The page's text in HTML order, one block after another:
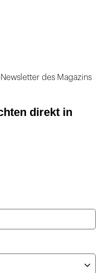
des Magazins
direkt in